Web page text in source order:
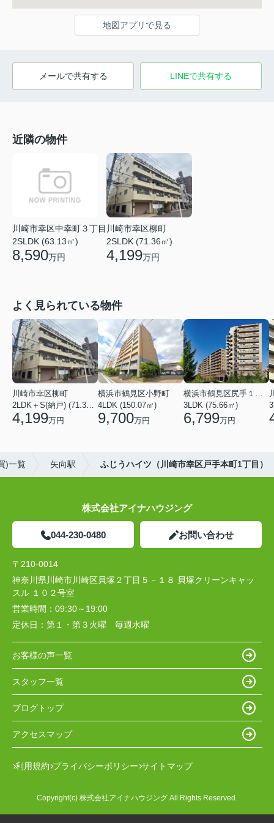
地図アプリで見る
メールで共有する LINEで共有する
近隣の物件
川崎市幸区中幸町３丁目
2SLDK (63.13㎡)
8,590万円
川崎市幸区柳町
2SLDK (71.36㎡)
4,199万円
よく見られている物件
川崎市幸区柳町
2LDK＋S(納戸) (71.36㎡)
4,199万円
横浜市鶴見区小野町
4LDK (150.07㎡)
9,700万円
横浜市鶴見区尻手１丁目
3LDK (75.66㎡)
6,799万円
)一覧 矢向駅 ふじうハイツ（川崎市幸区戸手本町1丁目）
株式会社アイナハウジング
044-230-0480 お問い合わせ
〒210-0014
神奈川県川崎市川崎区貝塚２丁目５－１８ 貝塚クリーンキャッ
スル １０２号室
営業時間： 09:30～19:00
定休日： 第１・第３火曜 毎週水曜
お客様の声一覧
スタッフ一覧
ブログトップ
アクセスマップ
利用規約 プライバシーポリシー サイトマップ
Copyright(c) 株式会社アイナハウジング All Rights Reserved.